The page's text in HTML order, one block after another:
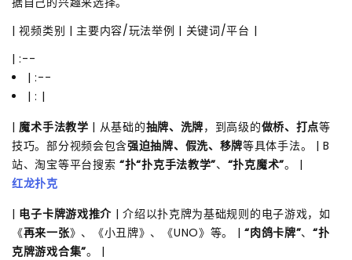
| 视频类别 | 主要内容/玩法举例 | 关键词/平台 |
| :--
| :--
| : |
| 魔术手法教学 | 从基础的抽牌、洗牌，到高级的做桥、打点等
技巧。部分视频会包含强迫抽牌、假洗、移牌等具体手法。 | B
站、淘宝等平台搜索 “扑“扑克手法教学”、 “扑克魔术”。 |
红龙扑克
| 电子卡牌游戏推介 | 介绍以扑克牌为基础规则的电子游戏，如
《再来一张》、《小丑牌》、《UNO》等。 |“肉鸽卡牌”、“扑
克牌游戏合集”。 |